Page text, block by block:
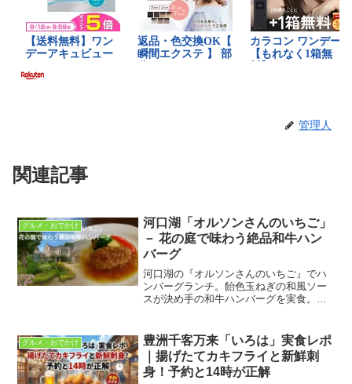
管理人
関連記事
グルメ・おでかけ
河口湖「オルソンさんのいちご」
－ 花の庭で味わう絶品和牛ハン
バーグ
河口湖の『オルソンさんのいちご』でハ
ンバーグランチ。飴色玉ねぎの和風ソー
スが決め手の和牛ハンバーグを実食。花
ポット、アクセスも写真付きで紹介。
グルメ・おでかけ
豊洲千客万来「いろは」実食レポ
｜揚げたてカキフライと新鮮刺
身！予約と14時が正解